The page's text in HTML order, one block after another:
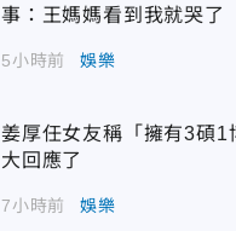
事：王媽媽看到我就哭了
5小時前 娛樂
姜厚任女友稱「擁有3碩
大回應了
7小時前 娛樂